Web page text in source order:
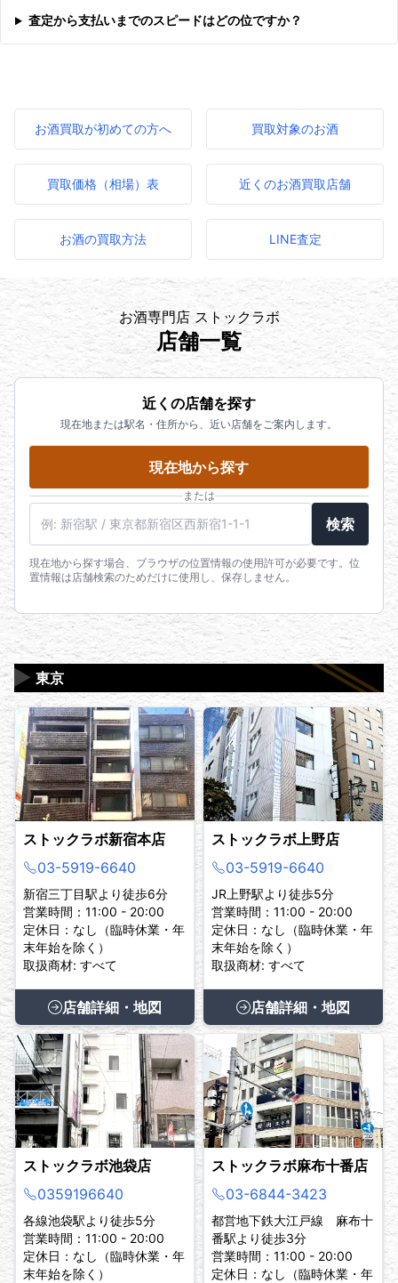
査定から支払いまでのスピードはどの位ですか？
お酒買取が初めての方へ 買取対象のお酒
買取価格（相場）表 近くのお酒買取店舗
お酒の買取方法 LINE査定
お酒専門店 ストックラボ
店舗一覧
近くの店舗を探す
現在地または駅名・住所から、近い店舗をご案内します。
現在地から探す
または
検索
現在地から探す場合、ブラウザの位置情報の使用許可が必要です。位
置情報は店舗検索のためだけに使用し、保存しません。
東京
▶
ストックラボ新宿本店
03-5919-6640
新宿三丁目駅より徒歩6分
営業時間：11:00 - 20:00
定休日：なし（臨時休業・年
末年始を除く）
取扱商材: すべて
店舗詳細・地図
ストックラボ上野店
03-5919-6640
JR上野駅より徒歩5分
営業時間：11:00 - 20:00
定休日：なし（臨時休業・年
末年始を除く）
取扱商材: すべて
店舗詳細・地図
ストックラボ池袋店
0359196640
各線池袋駅より徒歩5分
営業時間：11:00 - 20:00
定休日：なし（臨時休業・年
末年始を除く）
ストックラボ麻布十番店
03-6844-3423
都営地下鉄大江戸線 麻布十
番駅より徒歩3分
営業時間：11:00 - 20:00
定休日：なし（臨時休業・年